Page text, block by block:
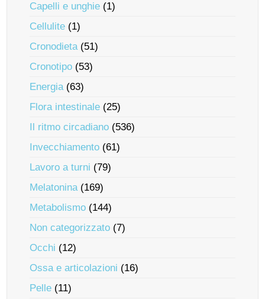
Capelli e unghie (1)
Cellulite (1)
Cronodieta(51)
Cronotipo (53)
Energia(63)
Flora intestinale (25)
Il ritmo circadiano (536)
Invecchiamento (61)
Lavoro a turni (79)
Melatonina(169)
Metabolismo (144)
Non categorizzato (7)
Occhi (12)
Ossa e articolazioni (16)
Pelle (11)